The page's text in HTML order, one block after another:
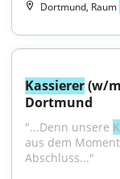
Dortmund, Raum
Kassierer (w/
Dortmund
"...Denn unsere
aus dem
Abschluss..."